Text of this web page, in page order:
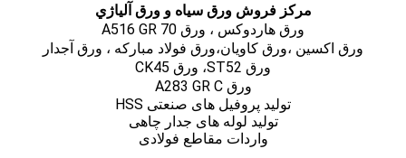
مركز فروش ورق سياه و ورق آلياژي
ورق هاردوکس ، ورق A516 GR 70
ورق اكسين ،ورق كاويان،ورق فولاد مباركه ، ورق آجدار
ورق ST52، ورق CK45
ورق A283 GR C
تولید پروفیل های صنعتی HSS
تولید لوله های جدار چاهی
واردات مقاطع فولادی